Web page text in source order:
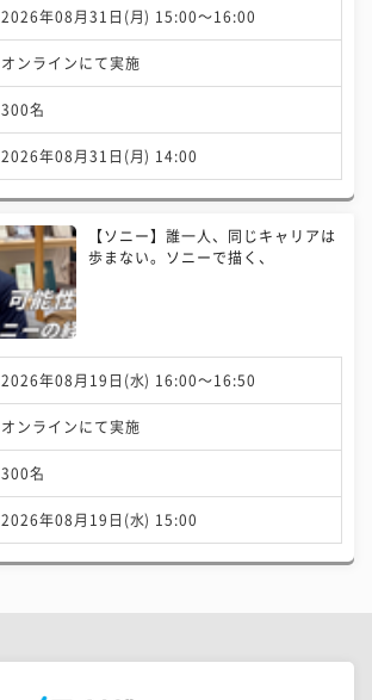
2026年08月31日(月) 15:00〜16:00
オンラインにて実施
300名
2026年08月31日(月) 14:00
【ソニー】誰一人、同じキャリアは
歩まない。ソニーで描く、
2026年08月19日(水) 16:00〜16:50
オンラインにて実施
300名
2026年08月19日(水) 15:00